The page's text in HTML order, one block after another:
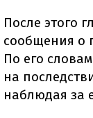
После этого
сообщения о
По его
на
наблюдая за